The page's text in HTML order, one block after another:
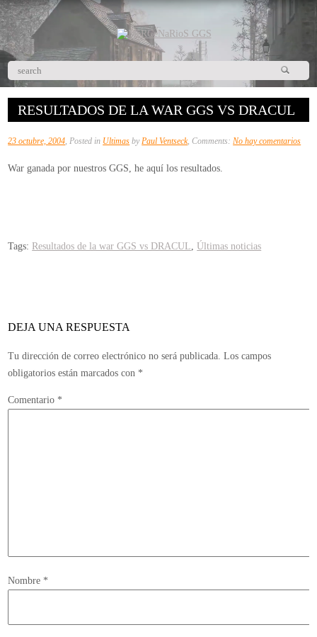
RESULTADOS DE LA WAR GGS VS DRACUL
23 octubre, 2004, Posted in Ultimas byPaul Ventseck, Comments:No hay comentariosen
War ganada por nuestros GGS, he aquí los resultados.
Tags: Resultados de la war GGS vs DRACUL,Últimas noticias
DEJA UNA RESPUESTA
Tu dirección de correo electrónico no será publicada. Los campos
obligatorios están marcados con *
Comentario *
Nombre *